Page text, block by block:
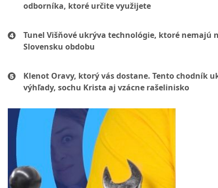
odborníka, ktoré určite využijete
Tunel Višňové ukrýva technológie, ktoré nemajú
Slovensku obdobu
Klenot Oravy, ktorý vás dostane. Tento chodník
výhľady, sochu Krista aj vzácne rašelinisko